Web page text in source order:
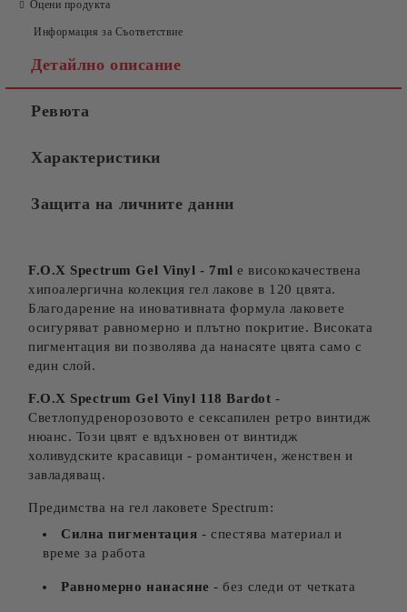
Съгласен съм с
Ние ще се свържем с вас в рамките на работния ден.
Оцени продукта
Информация за Съответствие
Детайлно описание
Ревюта
Характеристики
Защита на личните данни
F.O.X Spectrum Gel Vinyl - 7ml е висококачествена
хипоалергична колекция гел лакове в 120 цвята.
Благодарение на иновативната формула лаковете
осигуряват равномерно и плътно покритие. Високата
пигментация ви позволява да нанасяте цвята само с
един слой.
F.O.X Spectrum Gel Vinyl 118 Bardot -
Светлопудренорозовото е сексапилен ретро винтидж
нюанс. Този цвят е вдъхновен от винтидж
холивудските красавици - романтичен, женствен и
завладяващ.
Предимства на гел лаковете Spectrum:
Силна пигментация - спестява материал и
време за работа
Равномерно нанасяне - без следи от четката